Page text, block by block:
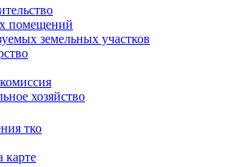
помещений
земельных участков
хозяйство
тко
карте